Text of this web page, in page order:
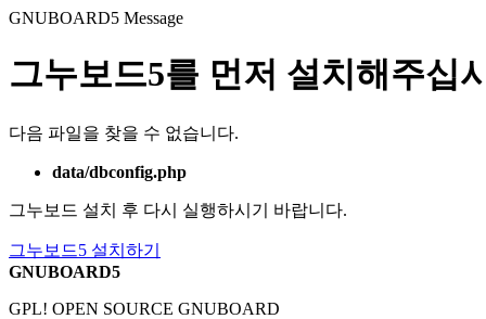
GNUBOARD5 Message
그누보드5를 먼저 설치해주십
다음 파일을 찾을 수 없습니다.
data/dbconfig.php
그누보드 설치 후 다시 실행하시기 바랍니다.
그누보드5 설치하기
GNUBOARD5
GPL! OPEN SOURCE GNUBOARD